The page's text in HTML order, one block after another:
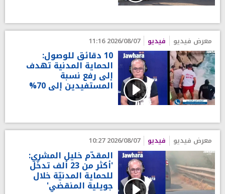
معرض فيديو فيديو 2026/08/07 11:16
10 دقائق للوصول:
الحماية المدنية تهدف
إلى رفع نسبة
المستفيدين إلى 70%
معرض فيديو فيديو 2026/08/07 10:27
المقدّم خليل المشري:
'أكثر من 23 ألف تدخّل
للحماية المدنيّة خلال
جويلية المنقضي'